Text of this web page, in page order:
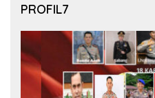
PROFIL7